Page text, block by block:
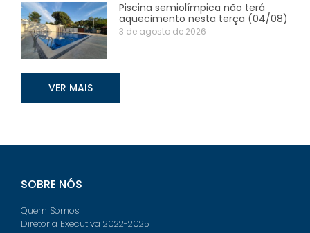
Piscina semiolímpica não terá
aquecimento nesta terça (04/08)
3 de agosto de 2026
VER MAIS
SOBRE NÓS
Quem Somos
Diretoria Executiva 2022-2025